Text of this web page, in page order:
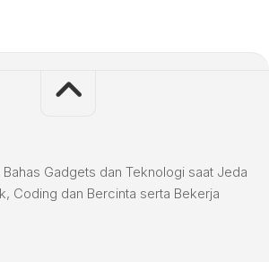
Gadgets dan Teknologi saat Jeda
Coding dan Bercinta serta Bekerja